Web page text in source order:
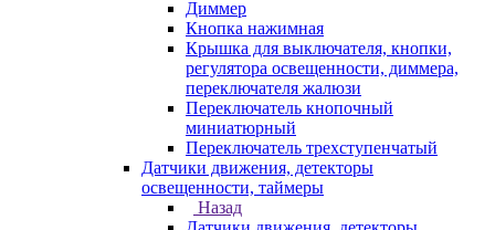
Диммер
Кнопка нажимная
Крышка для выключателя, кнопки,
регулятора освещенности, диммера,
переключателя жалюзи
Переключатель кнопочный
миниатюрный
Переключатель трехступенчатый
Датчики движения, детекторы
освещенности, таймеры
Назад